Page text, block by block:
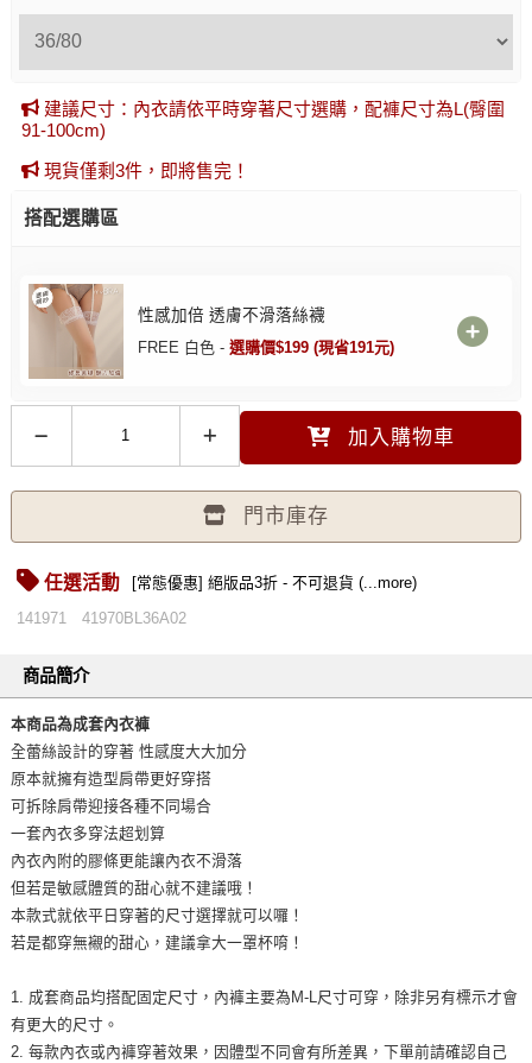
建議尺寸：內衣請依平時穿著尺寸選購，配褲尺寸為L(臀圍
91-100cm)
現貨僅剩3件，即將售完！
搭配選購區
性感加倍 透膚不滑落絲襪
FREE 白色 - 選購價$199 (現省191元)
加入購物車
門市庫存
任選活動 [常態優惠] 絕版品3折 - 不可退貨 (...more)
141971 41970BL36A02
商品簡介
本商品為成套內衣褲
全蕾絲設計的穿著 性感度大大加分
原本就擁有造型肩帶更好穿搭
可拆除肩帶迎接各種不同場合
一套內衣多穿法超划算
內衣內附的膠條更能讓內衣不滑落
但若是敏感體質的甜心就不建議哦！
本款式就依平日穿著的尺寸選擇就可以囉！
若是都穿無襯的甜心，建議拿大一罩杯唷！
1. 成套商品均搭配固定尺寸，內褲主要為M-L尺寸可穿，除非另有標示才會
有更大的尺寸。
2. 每款內衣或內褲穿著效果，因體型不同會有所差異，下單前請確認自己